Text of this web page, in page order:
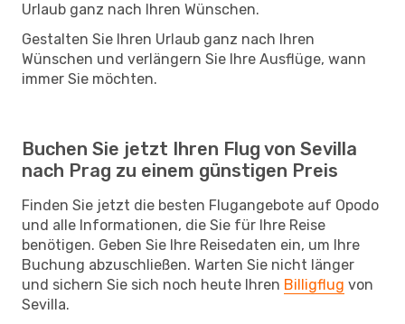
Urlaub ganz nach Ihren Wünschen.
Gestalten Sie Ihren Urlaub ganz nach Ihren
Wünschen und verlängern Sie Ihre Ausflüge, wann
immer Sie möchten.
Buchen Sie jetzt Ihren Flug von Sevilla
nach Prag zu einem günstigen Preis
Finden Sie jetzt die besten Flugangebote auf Opodo
und alle Informationen, die Sie für Ihre Reise
benötigen. Geben Sie Ihre Reisedaten ein, um Ihre
Buchung abzuschließen. Warten Sie nicht länger
und sichern Sie sich noch heute Ihren Billigflug von
Sevilla.